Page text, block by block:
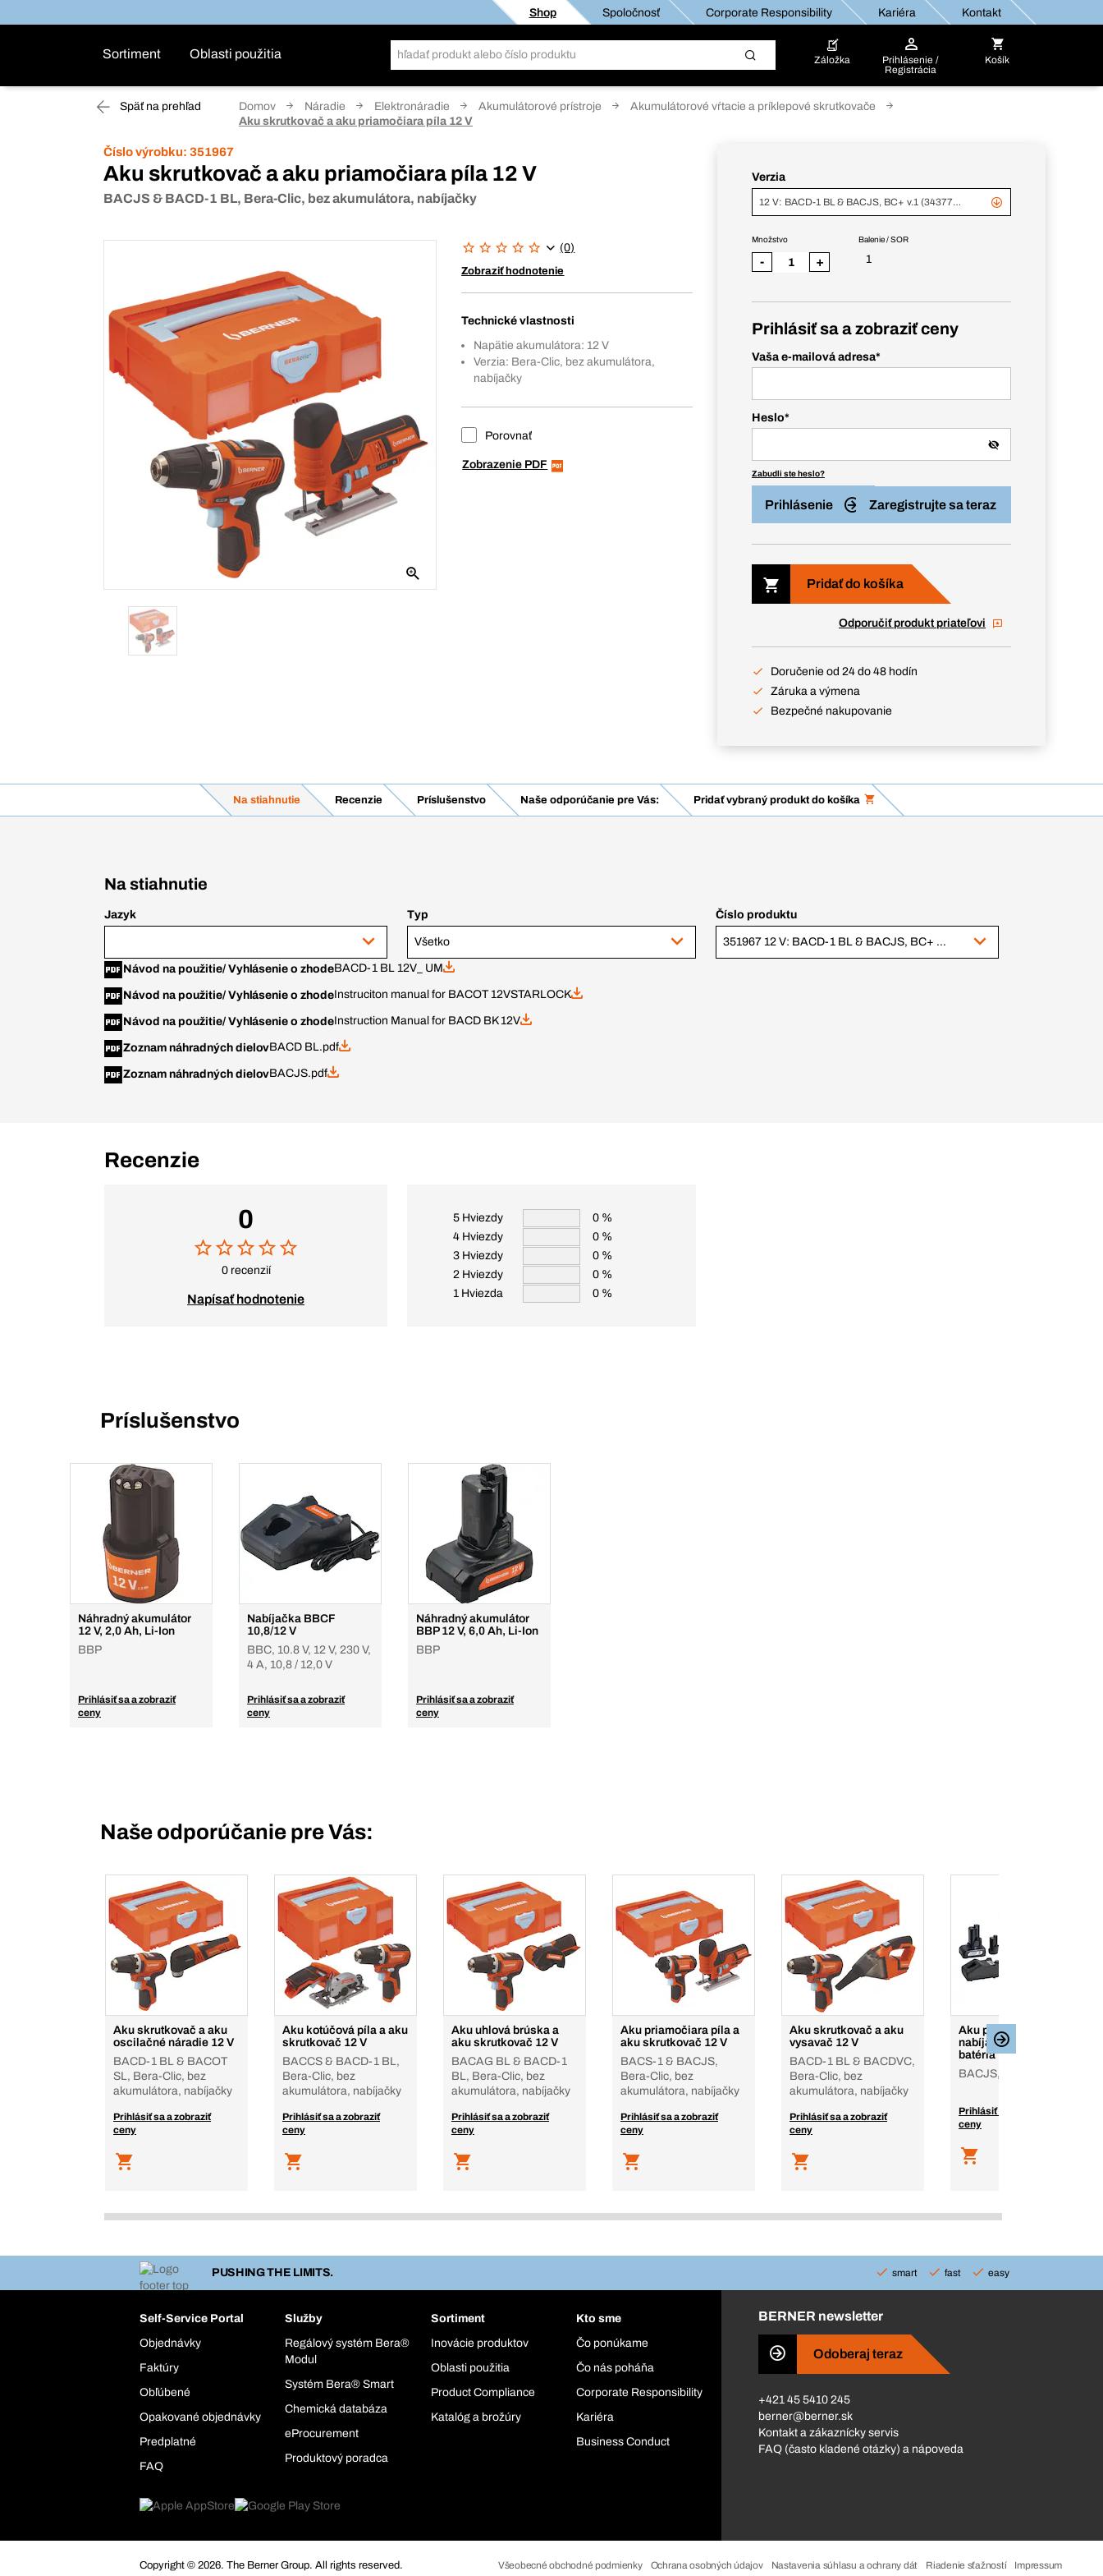
Shop Spoločnosť Corporate Responsibility Kariéra Kontakt
Sortiment Oblasti použitia Záložka
Prihlásenie /
Registrácia
Košík
Späť na prehľad Domov Náradie Elektronáradie Akumulátorové prístroje
Akumulátorové vŕtacie a príklepové skrutkovače
Aku skrutkovač a aku priamočiara píla 12 V
Číslo výrobku: 351967
Aku skrutkovač a aku priamočiara píla 12 V
BACJS & BACD-1 BL, Bera-Clic, bez akumulátora, nabíjačky
(0)
Zobraziť hodnotenie
Technické vlastnosti
Napätie akumulátora: 12 V
Verzia: Bera-Clic, bez akumulátora,
nabíjačky
Porovnať
Zobrazenie PDF
Verzia
12 V: BACD-1 BL & BACJS, BC+ v.1 (343779 + 343776)
Balenie / SOR
1
Množstvo
- +
Prihlásiť sa a zobraziť ceny
Vaša e-mailová adresa*
Heslo*
Zabudli ste heslo?
Prihlásenie Zaregistrujte sa teraz
Pridať do košíka
Odporučiť produkt priateľovi
Doručenie od 24 do 48 hodín
Záruka a výmena
Bezpečné nakupovanie
Na stiahnutie Recenzie Príslušenstvo Naše odporúčanie pre Vás: Pridať vybraný produkt do košíka
Na stiahnutie
Jazyk Typ
Všetko
Číslo produktu
351967 12 V: BACD-1 BL & BACJS, BC+ v.1 (343779 + 343776)
Návod na použitie/ Vyhlásenie o zhodeBACD-1 BL 12V_ UM
Návod na použitie/ Vyhlásenie o zhodeInstruciton manual for BACOT 12VSTARLOCK
Návod na použitie/ Vyhlásenie o zhodeInstruction Manual for BACD BK 12V
Zoznam náhradných dielovBACD BL.pdf
Zoznam náhradných dielovBACJS.pdf
Recenzie
0
0 recenzií
Napísať hodnotenie
5 Hviezdy
0 %
4 Hviezdy
0 %
3 Hviezdy
0 %
2 Hviezdy
0 %
1 Hviezda
0 %
Príslušenstvo
Náhradný akumulátor
12 V, 2,0 Ah, Li-Ion
BBP
Prihlásiť sa a zobraziť
ceny
Nabíjačka BBCF
10,8/12 V
BBC, 10.8 V, 12 V, 230 V,
4 A, 10,8 / 12,0 V
Prihlásiť sa a zobraziť
ceny
Náhradný akumulátor
BBP 12 V, 6,0 Ah, Li-Ion
BBP
Prihlásiť sa a zobraziť
ceny
Naše odporúčanie pre Vás:
Aku skrutkovač a aku
oscilačné náradie 12 V
BACD-1 BL & BACOT
SL, Bera-Clic, bez
akumulátora, nabíjačky
Prihlásiť sa a zobraziť
ceny
Aku kotúčová píla a aku
skrutkovač 12 V
BACCS & BACD-1 BL,
Bera-Clic, bez
akumulátora, nabíjačky
Prihlásiť sa a zobraziť
ceny
Aku uhlová brúska a
aku skrutkovač 12 V
BACAG BL & BACD-1
BL, Bera-Clic, bez
akumulátora, nabíjačky
Prihlásiť sa a zobraziť
ceny
Aku priamočiara píla a
aku skrutkovač 12 V
BACS-1 & BACJS,
Bera-Clic, bez
akumulátora, nabíjačky
Prihlásiť sa a zobraziť
ceny
Aku skrutkovač a aku
vysavač 12 V
BACD-1 BL & BACDVC,
Bera-Clic, bez
akumulátora, nabíjačky
Prihlásiť sa a zobraziť
ceny
Aku priamočiara píla,
nabíjačka, 2.0 a 6.0 Ah
batéria 12 V
BACJS, Bera-Clic
Prihlásiť sa a zobraziť
ceny
PUSHING THE LIMITS. smart fast easy
Self-Service Portal
Objednávky
Faktúry
Obľúbené
Opakované objednávky
Predplatné
FAQ
Služby
Regálový systém Bera®
Modul
Systém Bera® Smart
Chemická databáza
eProcurement
Produktový poradca
Sortiment
Inovácie produktov
Oblasti použitia
Product Compliance
Katalóg a brožúry
Kto sme
Čo ponúkame
Čo nás poháňa
Corporate Responsibility
Kariéra
Business Conduct
BERNER newsletter
Odoberaj teraz
+421 45 5410 245
berner@berner.sk
Kontakt a zákaznícky servis
FAQ (často kladené otázky) a nápoveda
Copyright © 2026. The Berner Group. All rights reserved. Všeobecné obchodné podmienky Ochrana osobných údajov Nastavenia súhlasu a ochrany dát Riadenie sťažností Impressum